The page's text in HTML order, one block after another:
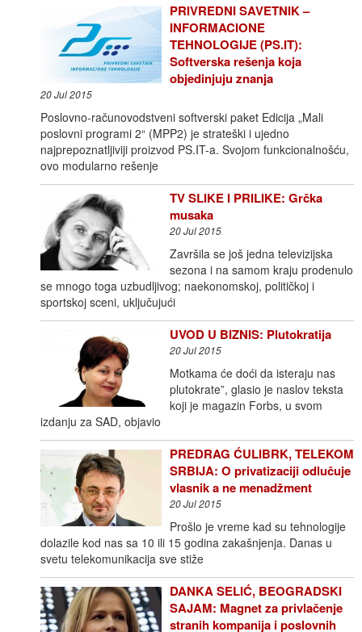
PRIVREDNI SAVETNIK –
INFORMACIONE
TEHNOLOGIJE (PS.IT):
Softverska rešenja koja
objedinjuju znanja
20 Jul 2015
Poslovno-računovodstveni softverski paket Edicija „Mali
poslovni programi 2“ (MPP2) je strateški i ujedno
najprepoznatljiviji proizvod PS.IT-a. Svojom funkcionalnošću,
ovo modularno rešenje
TV SLIKE I PRILIKE: Grčka
musaka
20 Jul 2015
Završila se još jedna televizijska
sezona i na samom kraju prodenulo
se mnogo toga uzbudljivog; naekonomskoj, političkoj i
sportskoj sceni, uključujući
UVOD U BIZNIS: Plutokratija
20 Jul 2015
Motkama će doći da isteraju nas
plutokrate”, glasio je naslov teksta
koji je magazin Forbs, u svom
izdanju za SAD, objavio
PREDRAG ĆULIBRK, TELEKOM
SRBIJA: O privatizaciji odlučuje
vlasnik a ne menadžment
20 Jul 2015
Prošlo je vreme kad su tehnologije
dolazile kod nas sa 10 ili 15 godina zakašnjenja. Danas u
svetu telekomunikacija sve stiže
DANKA SELIĆ, BEOGRADSKI
SAJAM: Magnet za privlačenje
stranih kompanija i poslovnih